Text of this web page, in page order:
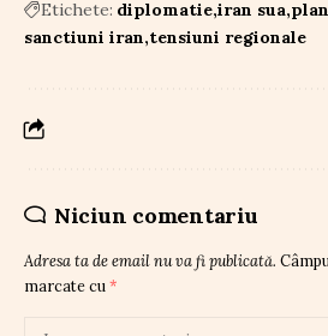
Etichete: diplomatie iran sua
sanctiuni iran tensiuni regionale
Niciun comentariu
Adresa ta de email nu va fi publicată.
marcate cu *